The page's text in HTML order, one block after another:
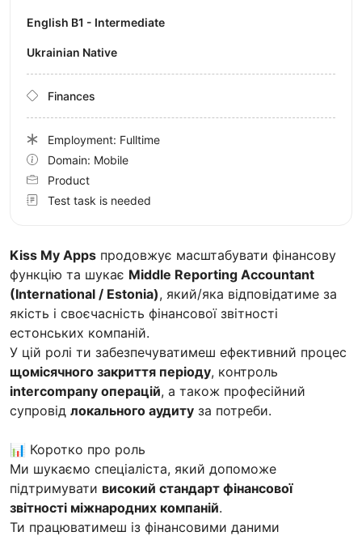
Kiss My Apps продовжує масштабувати фінансову
функцію та шукає Middle Reporting Accountant
(International / Estonia), який/яка відповідатиме за
якість і своєчасність фінансової звітності
естонських компаній.
У цій ролі ти забезпечуватимеш ефективний процес
щомісячного закриття періоду, контроль
intercompany операцій, а також професійний
супровід локального аудиту за потреби.
📊 Коротко про роль
Ми шукаємо спеціаліста, який допоможе
підтримувати високий стандарт фінансової
звітності міжнародних компаній.
Ти працюватимеш із фінансовими даними
English B1 - Intermediate
Ukrainian Native
Finances
Employment: Fulltime
Domain: Mobile
Product
Test task is needed